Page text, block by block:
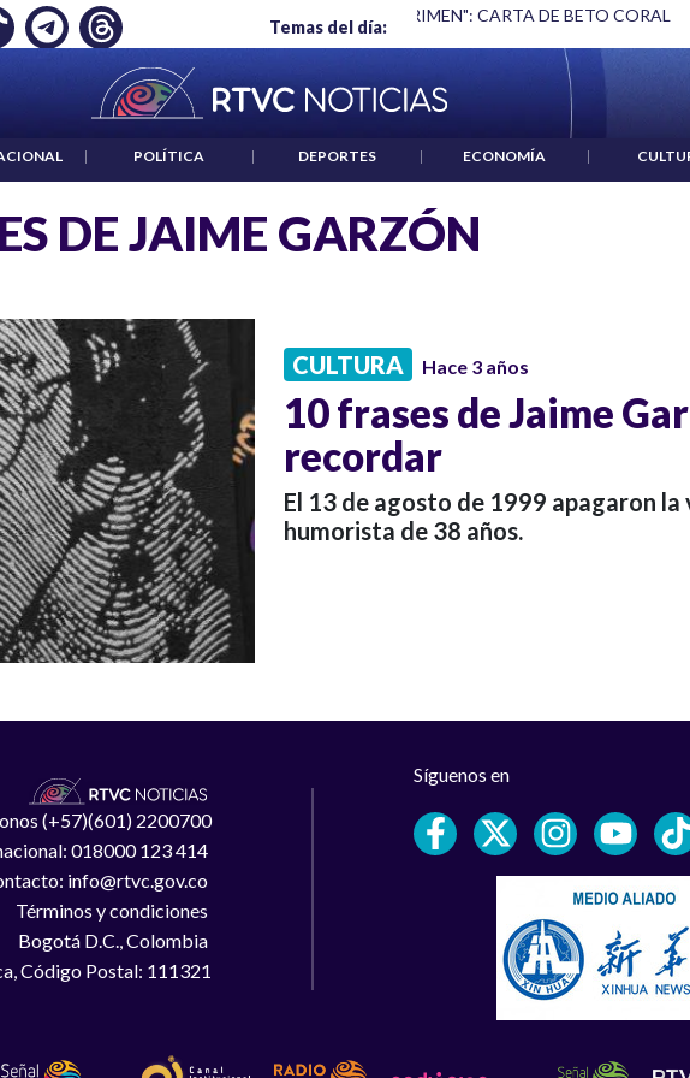
Temas del día:
EMPLEO: JP MORGAN "HABLAR NO ES UN CRIMEN": CARTA DE BETO CORAL
| POLÍTICA | DEPORTES | ECONOMÍA |
DE JAIME GARZÓN
CULTURA Hace 3 años
10 frases de Jaime
recordar
El 13 de agosto de 1999 apagaron
humorista de 38 años.
(+57)(601) 2200700
018000 123 414
info@rtvc.gov.co
Términos y condiciones
Bogotá D.C., Colombia
Código Postal: 111321
Síguenos en